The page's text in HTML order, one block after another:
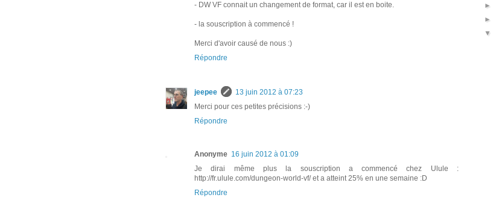
- DW VF connait un changement de format, car il est en boite.
- la souscription à commencé !
Merci d'avoir causé de nous :)
Répondre
jeepee
13 juin 2012 à 07:23
Merci pour ces petites précisions :-)
Répondre
Anonyme 16 juin 2012 à 01:09
Je dirai même plus la souscription a commencé chez Ulule :
http://fr.ulule.com/dungeon-world-vf/ et a atteint 25% en une semaine :D
Répondre
►
►
▼